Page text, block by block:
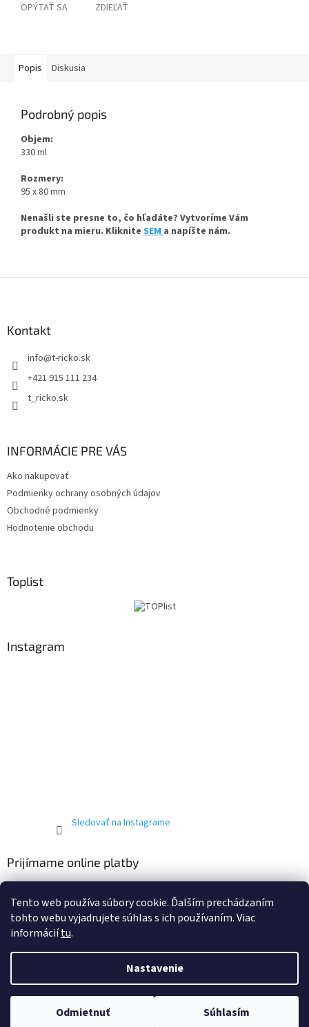
Tento web používa súbory cookie. Ďalším prechádzaním
tohto webu vyjadrujete súhlas s ich používaním. Viac
informáciítu.
Nastavenie
Odmietnuť Súhlasím
OPÝTAŤ SA ZDIEĽAŤ
Popis Diskusia
Podrobný popis
Objem:
330 ml
Rozmery:
95 x 80 mm
Nenašli ste presne to, čo hľadáte? Vytvoríme Vám
produkt na mieru. Kliknite SEMa napíšte nám.
Kontakt
info@t-ricko.sk
+421 915 111 234
t_ricko.sk
INFORMÁCIE PRE VÁS
Ako nakupovať
Podmienky ochrany osobných údajov
Obchodné podmienky
Hodnotenie obchodu
Toplist
Instagram
Sledovať na Instagrame
Prijímame online platby
Copyright 2026T-ričko.sk. Všetky práva vyhradené.Upraviť